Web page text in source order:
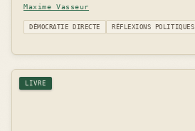
Maxime Vasseur
DÉMOCRATIE DIRECTE RÉFLEXIONS POLITIQUES
LIVRE